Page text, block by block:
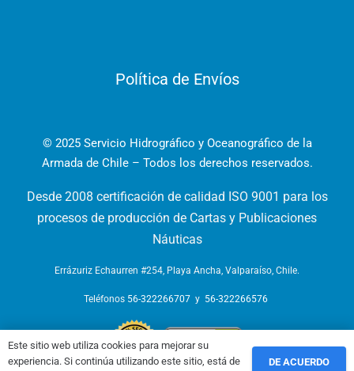
Política de Envíos
© 2025 Servicio Hidrográfico y Oceanográfico de la
Armada de Chile – Todos los derechos reservados.
Desde 2008 certificación de calidad ISO 9001 para los
procesos de producción de Cartas y Publicaciones
Náuticas
Errázuriz Echaurren #254, Playa Ancha, Valparaíso, Chile.
Teléfonos 56-322266707 y 56-322266576
Este sitio web utiliza cookies para mejorar su
experiencia. Si continúa utilizando este sitio, está de
DE ACUERDO